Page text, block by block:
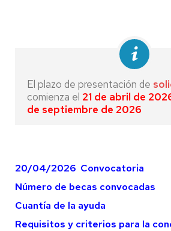
El plazo de presentación de
comienza el 21 de abril de
de septiembre de 2026
20/04/2026 Convocatoria
Número de becas convocadas
Cuantía de la ayuda
Requisitos y criterios para la